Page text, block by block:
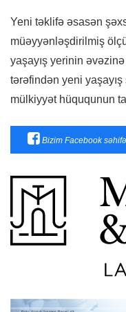
Yeni təklifə əsasən
müəyyənləşdirilmiş
yaşayış yerinin
tərəfindən yeni
mülkiyyət hüququnun
Bizim Facebook